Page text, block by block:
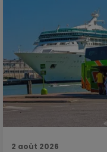
2 août 2026